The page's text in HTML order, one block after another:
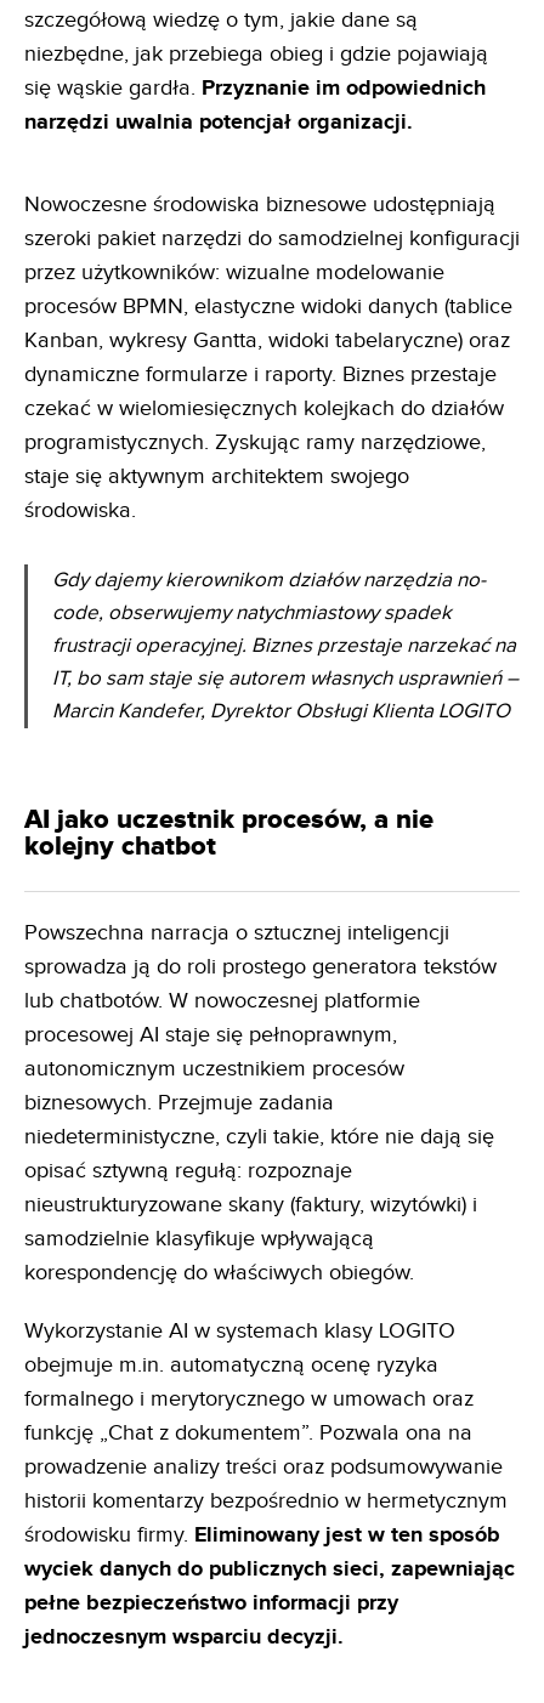
szczegółową wiedzę o tym, jakie dane są
niezbędne, jak przebiega obieg i gdzie pojawiają
się wąskie gardła. Przyznanie im odpowiednich
narzędzi uwalnia potencjał organizacji.
Nowoczesne środowiska biznesowe udostępniają
szeroki pakiet narzędzi do samodzielnej konfiguracji
przez użytkowników: wizualne modelowanie
procesów BPMN, elastyczne widoki danych (tablice
Kanban, wykresy Gantta, widoki tabelaryczne) oraz
dynamiczne formularze i raporty. Biznes przestaje
czekać w wielomiesięcznych kolejkach do działów
programistycznych. Zyskując ramy narzędziowe,
staje się aktywnym architektem swojego
środowiska.
Gdy dajemy kierownikom działów narzędzia no-
code, obserwujemy natychmiastowy spadek
frustracji operacyjnej. Biznes przestaje narzekać na
IT, bo sam staje się autorem własnych usprawnień–
Marcin Kandefer, Dyrektor Obsługi Klienta LOGITO
AI jako uczestnik procesów, a nie
kolejny chatbot
Powszechna narracja o sztucznej inteligencji
sprowadza ją do roli prostego generatora tekstów
lub chatbotów. W nowoczesnej platformie
procesowej AI staje się pełnoprawnym,
autonomicznym uczestnikiem procesów
biznesowych. Przejmuje zadania
niedeterministyczne, czyli takie, które nie dają się
opisać sztywną regułą: rozpoznaje
nieustrukturyzowane skany (faktury, wizytówki) i
samodzielnie klasyfikuje wpływającą
korespondencję do właściwych obiegów.
Wykorzystanie AI w systemach klasy LOGITO
obejmuje m.in. automatyczną ocenę ryzyka
formalnego i merytorycznego w umowach oraz
funkcję „Chat z dokumentem”. Pozwala ona na
prowadzenie analizy treści oraz podsumowywanie
historii komentarzy bezpośrednio w hermetycznym
środowisku firmy. Eliminowany jest w ten sposób
wyciek danych do publicznych sieci, zapewniając
pełne bezpieczeństwo informacji przy
jednoczesnym wsparciu decyzji.